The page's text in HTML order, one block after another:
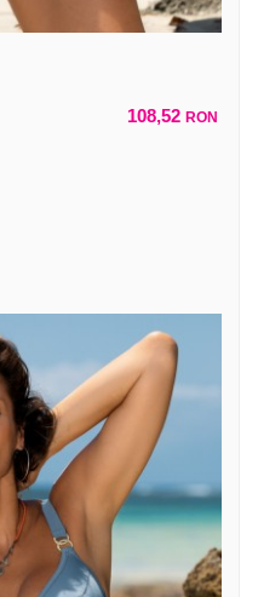
108,52 RON